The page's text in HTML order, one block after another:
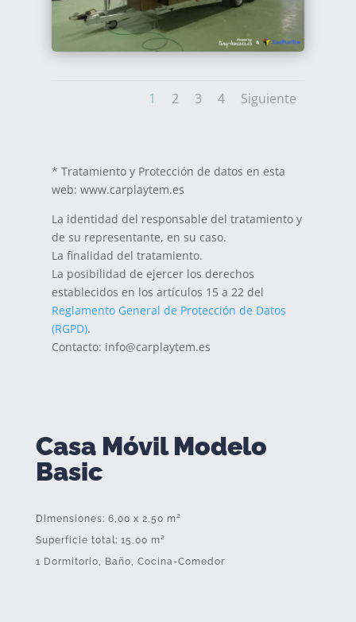
1 2 3 4 Siguiente
* Tratamiento y Protección de datos en esta
web: www.carplaytem.es
La identidad del responsable del tratamiento y
de su representante, en su caso.
La finalidad del tratamiento.
La posibilidad de ejercer los derechos
establecidos en los artículos 15 a 22 del
Reglamento General de Protección de Datos
(RGPD).
Contacto: info@carplaytem.es
Casa Móvil Modelo
Basic
Dimensiones: 6,00 x 2,50 m²
Superficie total: 15,00 m²
1 Dormitorio, Baño, Cocina-Comedor